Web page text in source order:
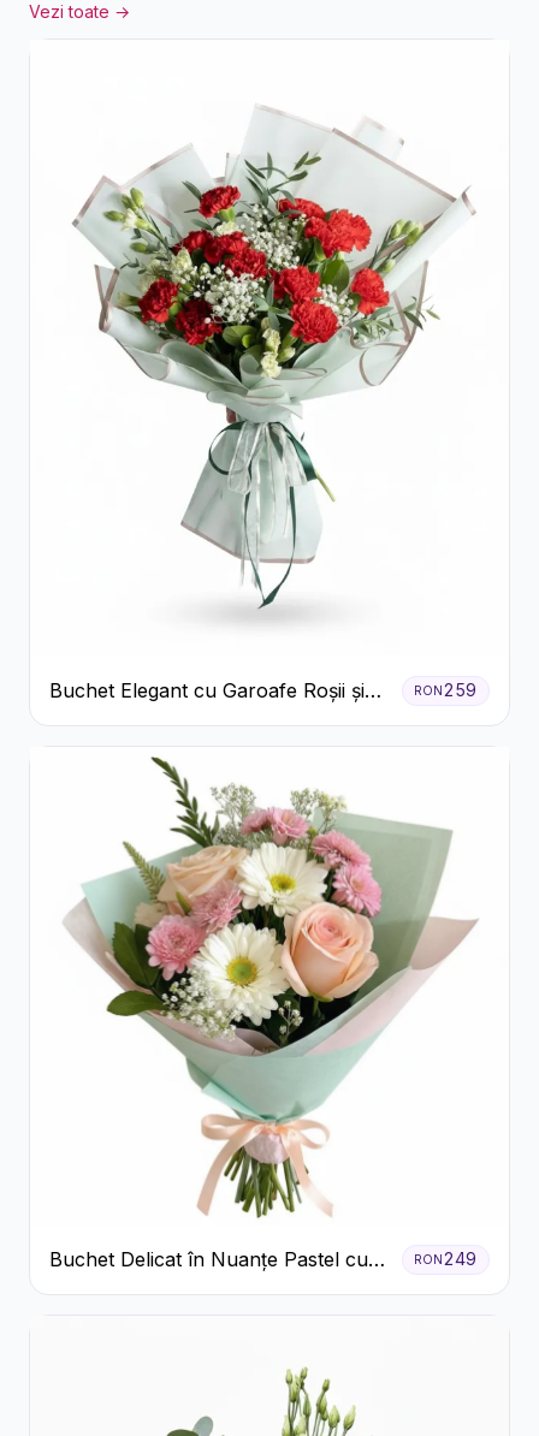
Vezi toate →
Buchet Elegant cu Garoafe Roșii și
Floarea Miresei
RON259
Buchet Delicat în Nuanțe Pastel cu
Trandafiri și Crizanteme Roz
RON249